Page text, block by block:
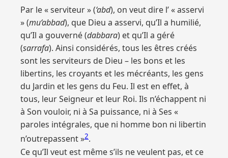
Par le « serviteur » (‘abd), on veut dire l’ « asservi
» (mu‘abbad), que Dieu a asservi, qu’Il a humilié,
qu’Il a gouverné (dabbara) et qu’Il a géré
(sarrafa). Ainsi considérés, tous les êtres créés
sont les serviteurs de Dieu – les bons et les
libertins, les croyants et les mécréants, les gens
du Jardin et les gens du Feu. Il est en effet, à
tous, leur Seigneur et leur Roi. Ils n’échappent ni
à Son vouloir, ni à Sa puissance, ni à Ses «
paroles intégrales, que ni homme bon ni libertin
n’outrepassent »2.
Ce qu’Il veut est même s’ils ne veulent pas, et ce